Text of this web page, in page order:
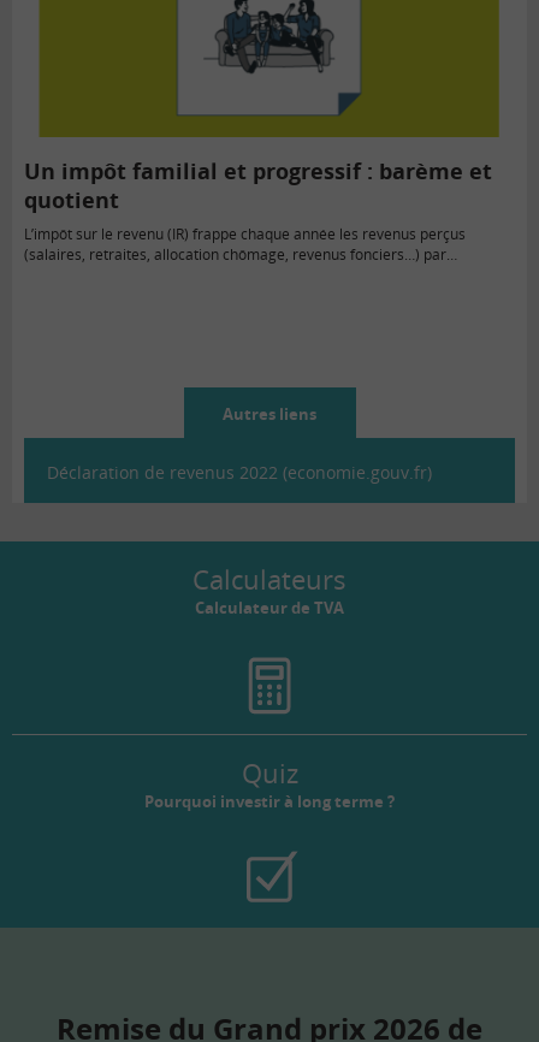
Un impôt familial et progressif : barème et
quotient
L’impôt sur le revenu (IR) frappe chaque année les revenus perçus
(salaires, retraites, allocation chômage, revenus fonciers…) par…
Autres liens
Déclaration de revenus 2022 (economie.gouv.fr)
Calculateurs
Calculateur de TVA
Quiz
Pourquoi investir à long terme ?
Remise du Grand prix 2026 de